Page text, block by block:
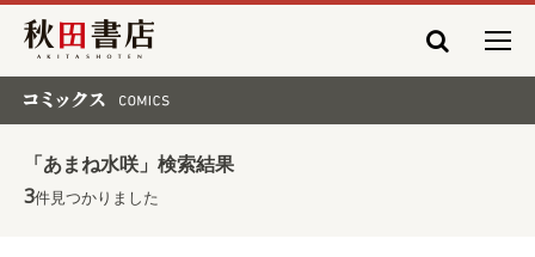
秋田書店
「あまね水咲」検索結果
3件見つかりました